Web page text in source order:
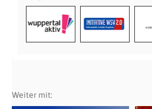
Weiter mit: